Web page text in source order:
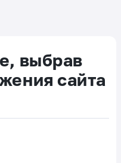
выбрав
сайта